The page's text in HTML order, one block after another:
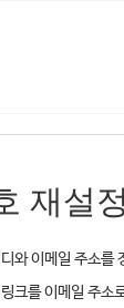
재설정
와 이메일 주소를
크를 이메일 주소